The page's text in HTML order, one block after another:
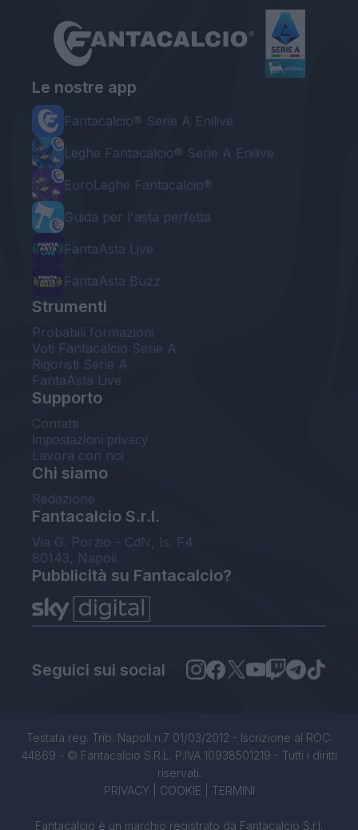
Le nostre app
Fantacalcio® Serie A Enilive
Leghe Fantacalcio® Serie A Enilive
EuroLeghe Fantacalcio®
Guida per l'asta perfetta
FantaAsta Live
FantaAsta Buzz
Strumenti
Probabili formazioni
Voti Fantacalcio Serie A
Rigoristi Serie A
FantaAsta Live
Supporto
Contatti
Impostazioni privacy
Lavora con noi
Chi siamo
Redazione
Fantacalcio S.r.l.
Via G. Porzio - CdN, Is. F4
80143, Napoli
Pubblicità su Fantacalcio?
Seguici sui social
Testata reg. Trib. Napoli n.7 01/03/2012 - Iscrizione al ROC:
44869 - © Fantacalcio S.R.L. P.IVA 10938501219 - Tutti i diritti
riservati.
PRIVACY| COOKIE TERMINI
Fantacalcio è un marchio registrato da Fantacalcio S.r.l.